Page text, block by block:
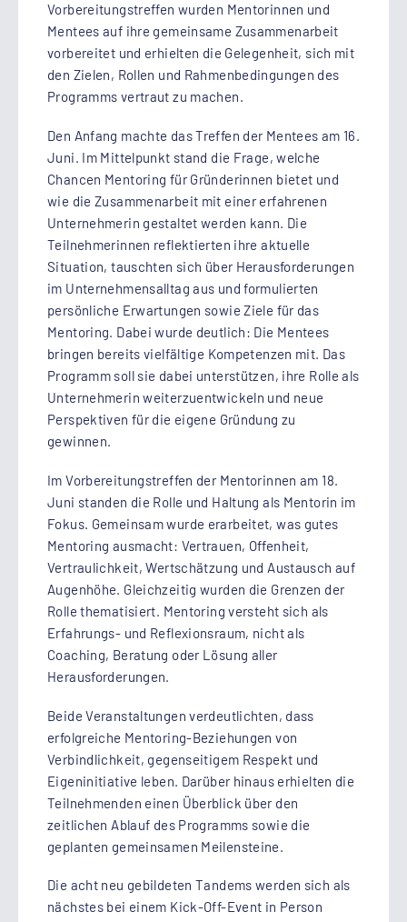
Vorbereitungstreffen wurden Mentorinnen und
Mentees auf ihre gemeinsame Zusammenarbeit
vorbereitet und erhielten die Gelegenheit, sich mit
den Zielen, Rollen und Rahmenbedingungen des
Programms vertraut zu machen.
Den Anfang machte das Treffen der Mentees am 16.
Juni. Im Mittelpunkt stand die Frage, welche
Chancen Mentoring für Gründerinnen bietet und
wie die Zusammenarbeit mit einer erfahrenen
Unternehmerin gestaltet werden kann. Die
Teilnehmerinnen reflektierten ihre aktuelle
Situation, tauschten sich über Herausforderungen
im Unternehmensalltag aus und formulierten
persönliche Erwartungen sowie Ziele für das
Mentoring. Dabei wurde deutlich: Die Mentees
bringen bereits vielfältige Kompetenzen mit. Das
Programm soll sie dabei unterstützen, ihre Rolle als
Unternehmerin weiterzuentwickeln und neue
Perspektiven für die eigene Gründung zu
gewinnen.
Im Vorbereitungstreffen der Mentorinnen am 18.
Juni standen die Rolle und Haltung als Mentorin im
Fokus. Gemeinsam wurde erarbeitet, was gutes
Mentoring ausmacht: Vertrauen, Offenheit,
Vertraulichkeit, Wertschätzung und Austausch auf
Augenhöhe. Gleichzeitig wurden die Grenzen der
Rolle thematisiert. Mentoring versteht sich als
Erfahrungs- und Reflexionsraum, nicht als
Coaching, Beratung oder Lösung aller
Herausforderungen.
Beide Veranstaltungen verdeutlichten, dass
erfolgreiche Mentoring-Beziehungen von
Verbindlichkeit, gegenseitigem Respekt und
Eigeninitiative leben. Darüber hinaus erhielten die
Teilnehmenden einen Überblick über den
zeitlichen Ablauf des Programms sowie die
geplanten gemeinsamen Meilensteine.
Die acht neu gebildeten Tandems werden sich als
nächstes bei einem Kick-Off-Event in Person